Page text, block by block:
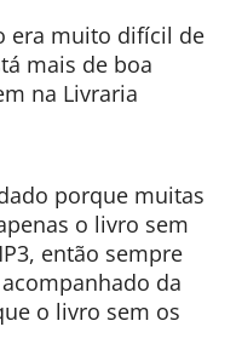
era muito difícil de
mais de boa
na Livraria
porque muitas
o livro sem
então sempre
da
o livro sem os